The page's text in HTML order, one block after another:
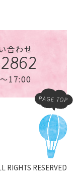
合わせ
17:00
RIGHTS RESERVED